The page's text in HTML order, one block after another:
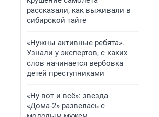
рассказали, как выживали в
сибирской тайге
«Нужны активные ребята».
Узнали у экспертов, с каких
слов начинается вербовка
детей преступниками
«Ну вот и всё»: звезда
«Дома-2» развелась с